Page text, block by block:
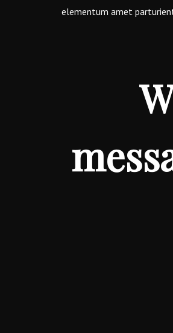
elementum amet